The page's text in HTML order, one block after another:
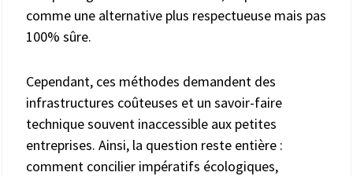
comme une alternative plus respectueuse mais pas
100% sûre.
Cependant, ces méthodes demandent des
infrastructures coûteuses et un savoir-faire
technique souvent inaccessible aux petites
entreprises. Ainsi, la question reste entière :
comment concilier impératifs écologiques,